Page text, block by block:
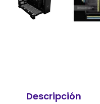
Descripción